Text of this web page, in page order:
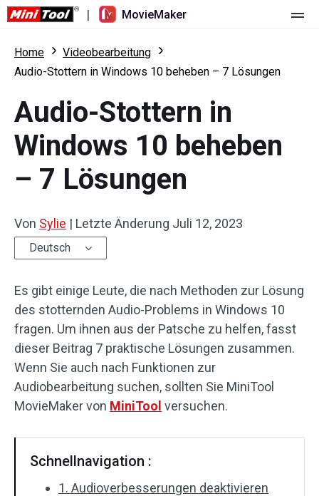
| MovieMaker
Startseite
Preise
Funktionen
Was ist neu
Übersicht
Seitenverhältnis
Trimmen/Teilen/Zuschneiden
Audioeffekte
Text/Elemente
Videoeffekte
Drehen/Spiegeln
Ressourcen
Benutzerhandbuch
Video-Tools
Video-Konverter
Home
Videobearbeitung
Audio-Stottern in Windows 10 beheben – 7 Lösungen
Audio-Stottern in
Windows 10 beheben
– 7 Lösungen
Von Sylie | Letzte Änderung Juli 12, 2023
Deutsch
Es gibt einige Leute, die nach Methoden zur Lösung
des stotternden Audio-Problems in Windows 10
fragen. Um ihnen aus der Patsche zu helfen, fasst
dieser Beitrag 7 praktische Lösungen zusammen.
Wenn Sie auch nach Funktionen zur
Audiobearbeitung suchen, sollten Sie MiniTool
MovieMaker von MiniTool versuchen.
Schnellnavigation :
1. Audioverbesserungen deaktivieren